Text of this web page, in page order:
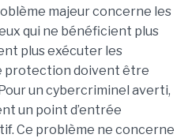
majeur concerne les
qui ne bénéficient plus
plus exécuter les
protection doivent être
un cybercriminel averti,
un point d’entrée
Ce problème ne concerne